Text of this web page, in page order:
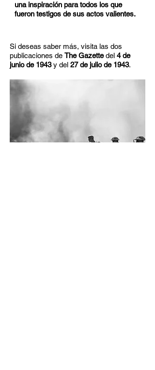
una inspiración para todos los que
fueron testigos de sus actos valientes.
Si deseas saber más, visita las dos
publicaciones de The Gazettedel 4 de
junio de 1943y del 27 de julio de 1943.